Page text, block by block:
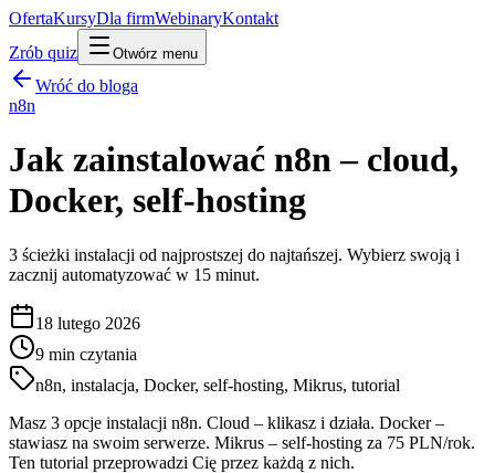
OfertaKursyDla firmWebinaryKontakt
Zrób quiz
Otwórz menu
Wróć do bloga
n8n
Jak zainstalować n8n – cloud,
Docker, self-hosting
3 ścieżki instalacji od najprostszej do najtańszej. Wybierz swoją i
zacznij automatyzować w 15 minut.
18 lutego 2026
9 min czytania
n8n, instalacja, Docker, self-hosting, Mikrus, tutorial
Masz 3 opcje instalacji n8n. Cloud – klikasz i działa. Docker –
stawiasz na swoim serwerze. Mikrus – self-hosting za 75 PLN/rok.
Ten tutorial przeprowadzi Cię przez każdą z nich.